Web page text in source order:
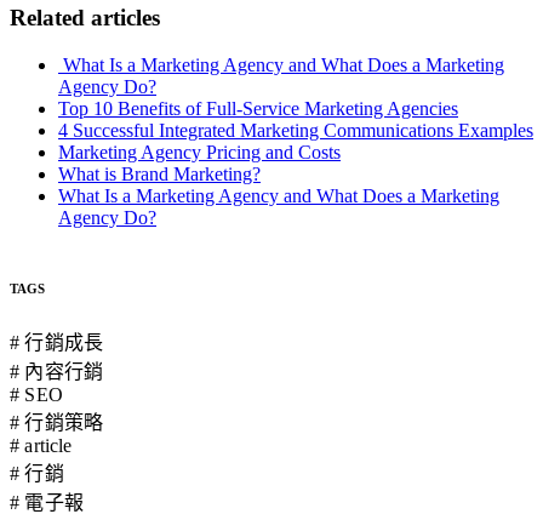
Related articles
What Is a Marketing Agency and What Does a Marketing
Agency Do?
Top 10 Benefits of Full-Service Marketing Agencies
4 Successful Integrated Marketing Communications Examples
Marketing Agency Pricing and Costs
What is Brand Marketing?
What Is a Marketing Agency and What Does a Marketing
Agency Do?
TAGS
# 行銷成長
# 內容行銷
# SEO
# 行銷策略
# article
# 行銷
# 電子報